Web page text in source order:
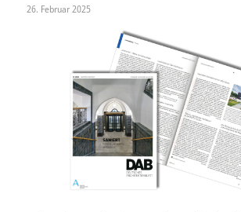
26. Februar 2025